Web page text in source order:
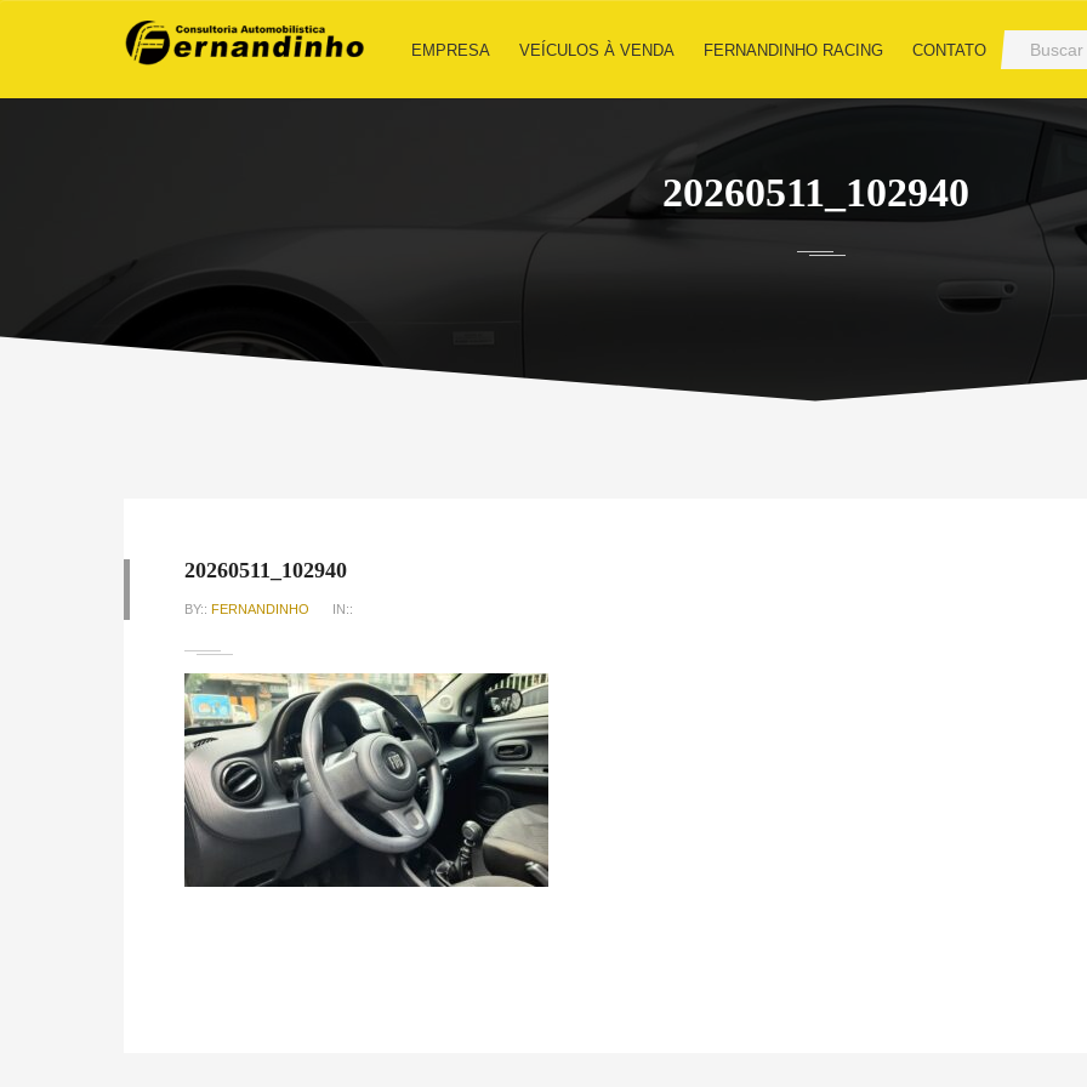
EMPRESA VEÍCULOS À VENDA FERNANDINHO RACING CONTATO
20260511_102940
20260511_102940
BY:: FERNANDINHO IN::